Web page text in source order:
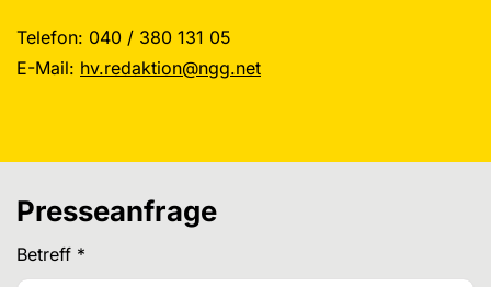
Telefon: 040 / 380 131 05
E-Mail: hv.redaktion@ngg.net
Presseanfrage
Betreff *